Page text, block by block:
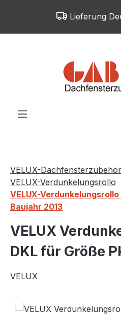
Zum Hauptinhalt springen
Lieferung
VELUX-Dachfensterzubehör
VELUX-Verdunkelungsrollo
VELUX-
Baujahr 2013
VELUX
DKL für Größe
VELUX
Bildergalerie überspringen